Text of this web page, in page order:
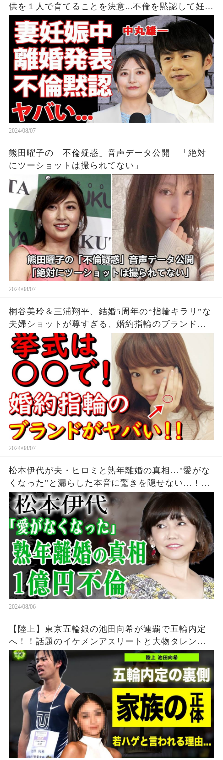
供を１人で育てることを決意...不倫を黙認して妊娠
を発表しなかった裏側に涙が零れ落ちた...『KAT-
TUN』亀梨和也の怒りの本音がヤバすぎた...
2024/08/07
熊田曜子の「不倫疑惑」音声データ公開 「絶対
にツーショットは撮られてない」
2024/08/07
桐谷美玲＆三浦翔平、結婚5周年の“指輪キラリ”な
夫婦ショットが尊すぎる、婚約指輪のブランドに
一同驚愕...。
2024/08/07
松本伊代が夫・ヒロミと熟年離婚の真相…"愛がな
くなった"と漏らした本音に驚きを隠せない…！
『センチメンタル・ジャーニー』で有名な元アイ
ドルの夫が暴露された不倫の真相…1億以上貢いだ
実態に絶句！
2024/08/06
【陸上】東京五輪銀の池田向希が連覇で五輪内定
へ！！話題のイケメンアスリートと大物タレント
の衝撃の関係がやばい！！若ハゲと言われる真相...
家族の正体に一